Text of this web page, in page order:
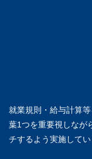
就業規則・給与計算
葉1つを重要視しなが
チするよう実施してい